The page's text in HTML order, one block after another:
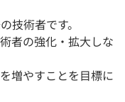
技術者です。
者の強化・拡大しな
増やすことを目標に